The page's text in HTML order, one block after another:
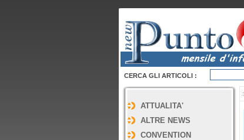
CERCA GLI ARTICOLI :
ATTUALITA'
ALTRE NEWS
CONVENTION